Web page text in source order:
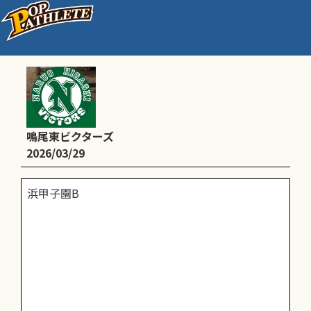
新A級県学童準決勝・決勝戦
鳴尾東ビクターズ
2026/03/29
浜甲子園B